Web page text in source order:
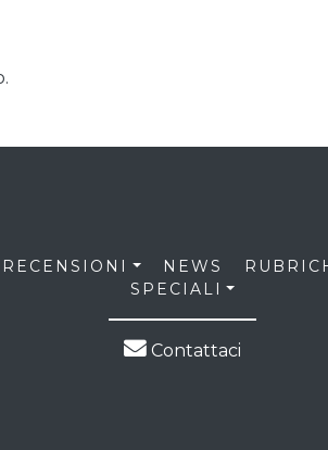
RECENSIONI NEWS
SPECIALI
Contattaci